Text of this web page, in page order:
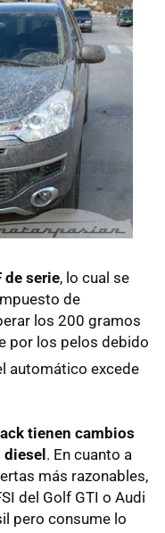
de serie, lo cual se
de
los 200 gramos
por los pelos debido
automático excede
tienen cambios
diesel. En cuanto a
más razonables,
del Golf GTI o Audi
pero consume lo